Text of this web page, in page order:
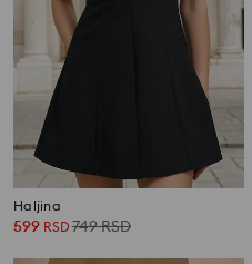
Haljina
599 RSD 749RSD